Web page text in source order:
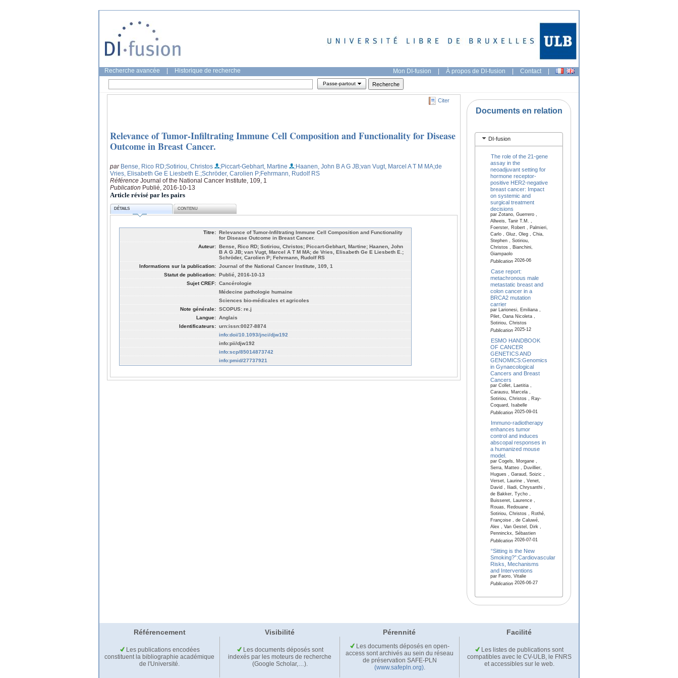
Recherche avancée Historique de recherche Mon DI-fusion | À propos de DI-fusion | Contact |
Passe-partout
Citer
Relevance of Tumor-Infiltrating Immune Cell Composition and Functionality for Disease
Outcome in Breast Cancer.
par Bense, Rico RD;Sotiriou, Christos ;Piccart-Gebhart, Martine ;Haanen, John B A G JB;van Vugt, Marcel A T M MA;de
Vries, Elisabeth Ge E Liesbeth E. ;Schröder, Carolien P;Fehrmann, Rudolf RS
Référence Journal of the National Cancer Institute, 109, 1
Publication Publié, 2016-10-13
Article révisé par les pairs
DÉTAILS CONTENU
Titre: Relevance of Tumor-Infiltrating Immune Cell Composition and Functionality
for Disease Outcome in Breast Cancer.
Auteur: Bense, Rico RD; Sotiriou, Christos; Piccart-Gebhart, Martine; Haanen, John
B A G JB; van Vugt, Marcel A T M MA; de Vries, Elisabeth Ge E Liesbeth E.;
Schröder, Carolien P; Fehrmann, Rudolf RS
Informations sur la publication: Journal of the National Cancer Institute, 109, 1
Statut de publication: Publié, 2016-10-13
Sujet CREF: Cancérologie
Médecine pathologie humaine
Sciences bio-médicales et agricoles
Note générale: SCOPUS: re.j
Langue: Anglais
Identificateurs: urn:issn:0027-8874
info:doi/10.1093/jnci/djw192
info:pii/djw192
info:scp/85014873742
info:pmid/27737921
Documents en relation
DI-fusion
The role of the 21-gene
assay in the
neoadjuvant setting for
hormone receptor-
positive HER2-negative
breast cancer: Impact
on systemic and
surgical treatment
decisions
par Zotano, Guerrero ,
Allweis, Tanir T.M. ,
Foerster, Robert , Palmieri,
Carlo , Gluz, Oleg , Chia,
Stephen , Sotiriou,
Christos , Bianchini,
Giampaolo
Publication2026-06
Case report:
metachronous male
metastatic breast and
colon cancer in a
BRCA2 mutation
carrier
par Larionesi, Emiliana ,
Pilet, Oana Nicoleta ,
Sotiriou, Christos
Publication2025-12
ESMO HANDBOOK
OF CANCER
GENETICS AND
GENOMICS:Genomics
in Gynaecological
Cancers and Breast
Cancers
par Collet, Laetitia ,
Carausu, Marcela ,
Sotiriou, Christos , Ray-
Coquard, Isabelle
Publication2025-09-01
Immuno-radiotherapy
enhances tumor
control and induces
abscopal responses in
a humanized mouse
model.
par Cogels, Morgane ,
Serra, Matteo , Duvillier,
Hugues , Garaud, Soizic ,
Verset, Laurine , Venet,
David , Iliadi, Chrysanthi ,
de Bakker, Tycho ,
Buisseret, Laurence ,
Rouas, Redouane ,
Sotiriou, Christos , Rothé,
Françoise , de Caluwé,
Alex , Van Gestel, Dirk ,
Penninckx, Sébastien
Publication2026-07-01
“Sitting is the New
Smoking?”:Cardiovascular
Risks, Mechanisms
and Interventions
par Faoro, Vitalie
Publication2026-06-27
Référencement Visibilité Pérennité Facilité
Les publications encodées
constituent la bibliographie académique
de l'Université.
Les documents déposés sont
indexés par les moteurs de recherche
(Google Scholar,…).
Les documents déposés en open-
access sont archivés au sein du réseau
de préservation SAFE-PLN
(www.safepln.org).
Les listes de publications sont
compatibles avec le CV-ULB, le FNRS
et accessibles sur le web.